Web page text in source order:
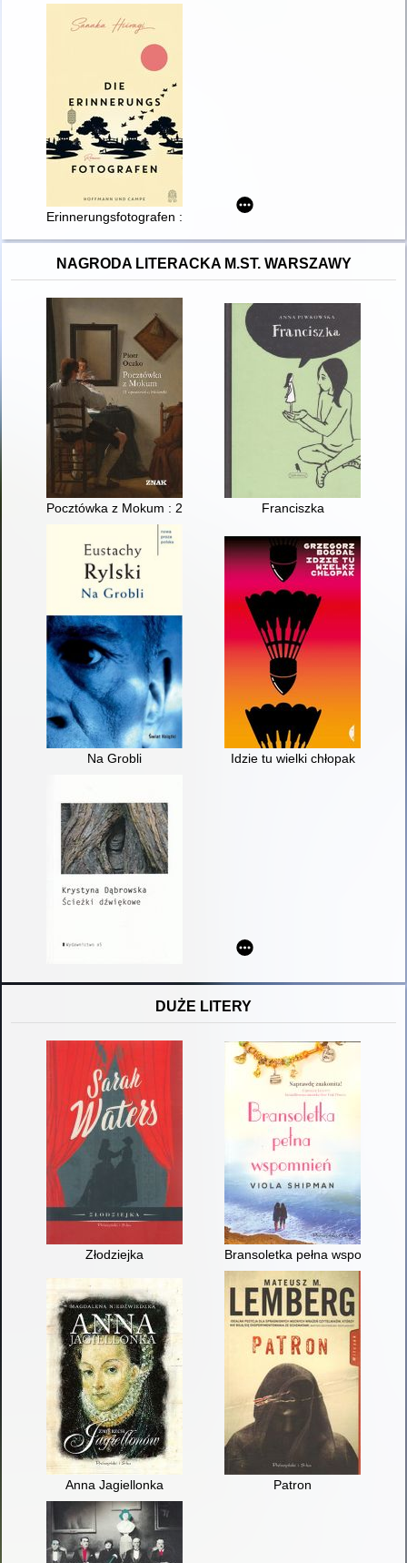
Erinnerungsfotografen : Roman
NAGRODA LITERACKA M.ST. WARSZAWY
Pocztówka z Mokum : 21 opowieści o Holandii
Franciszka
Na Grobli Idzie tu wielki chłopak
DUŻE LITERY
Złodziejka Bransoletka pełna wspomnień
Anna Jagiellonka Patron